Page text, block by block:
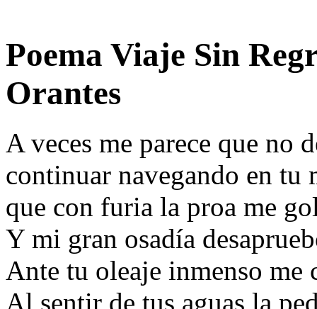
Poema Viaje Sin
Orantes
A veces me parece que no
continuar navegando en tu
que con furia la proa me
Y mi gran osadía
Ante tu oleaje inmenso me
Al sentir de tus aguas la